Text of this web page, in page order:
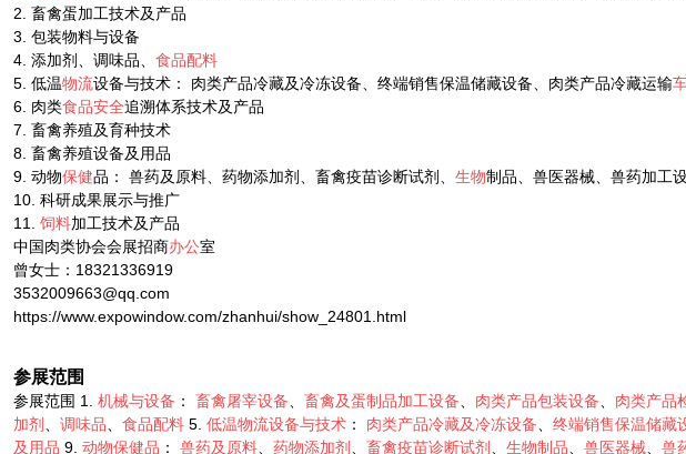
2. 畜禽蛋加工技术及产品
3. 包装物料与设备
4. 添加剂、调味品、 食品配料
5. 低温物流设备与技术： 肉类产品冷藏及冷冻设备、终端销售保温储藏设备、肉类产品冷藏运输
6. 肉类食品安全追溯体系技术及产品
7. 畜禽养殖及育种技术
8. 畜禽养殖设备及用品
9. 动物保健品： 兽药及原料、药物添加剂、畜禽疫苗诊断试剂、 生物制品、兽医器械、兽药加工
10. 科研成果展示与推广
11. 饲料加工技术及产品
中国肉类协会会展招商办公室
曾女士：18321336919
3532009663@qq.com
https://www.expowindow.com/zhanhui/show_24801.html
参展范围
参展范围 1. 机械与设备 ： 畜禽屠宰设备 畜禽及蛋制品加工设备 肉类产品包装设备 肉类产品
加剂
调味品 食品配料 5. 低温物流设备与技术 ： 肉类产品冷藏及冷冻设备 终端销售保温储藏
及用品 9. 动物保健品 ： 兽药及原料 药物添加剂 畜禽疫苗诊断试剂 生物制品 兽医器械 兽